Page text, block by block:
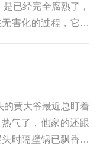
搭配无机”，才能实
已经完全腐熟了，
害化的过程，它的
间就可以了。有机
，一般在播前或定
如作底肥的时候明
通常应该在土壤消
肥料经
黄大爷最近总盯着
气了，他家的还跟
时隔壁锅已飘香，